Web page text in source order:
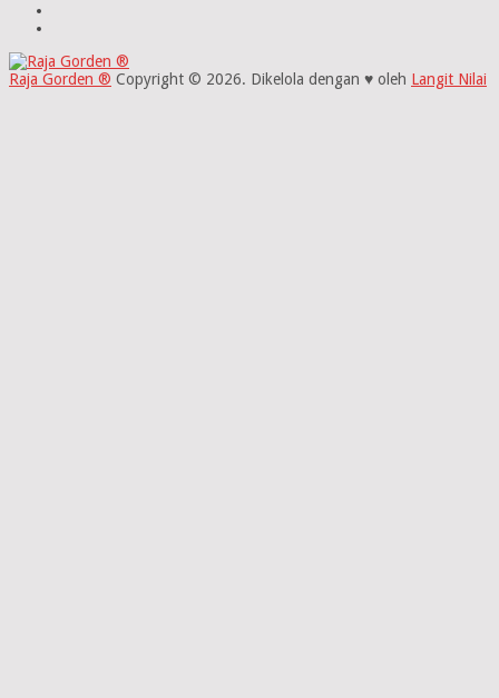
Raja Gorden ® Copyright © 2026. Dikelola dengan ♥ oleh Langit Nilai